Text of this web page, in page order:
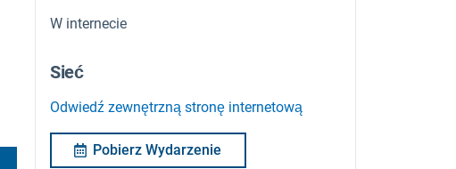
W internecie
Sieć
Odwiedź zewnętrzną stronę internetową
Pobierz Wydarzenie